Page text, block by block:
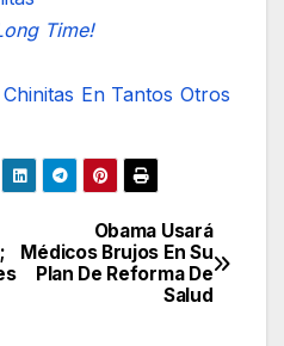
Time!
En Tantos Otros
Obama Usará
Médicos Brujos En Su
Plan De Reforma De
Salud